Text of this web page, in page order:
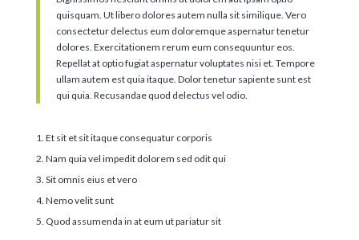
quisquam. Ut libero dolores autem nulla sit similique. Vero
consectetur delectus eum doloremque aspernatur tenetur
dolores. Exercitationem rerum eum consequuntur eos.
Repellat at optio fugiat aspernatur voluptates nisi et. Tempore
ullam autem est quia itaque. Dolor tenetur sapiente sunt est
qui quia. Recusandae quod delectus vel odio.
Et sit et sit itaque consequatur corporis
Nam quia vel impedit dolorem sed odit qui
Sit omnis eius et vero
Nemo velit sunt
Quod assumenda in at eum ut pariatur sit